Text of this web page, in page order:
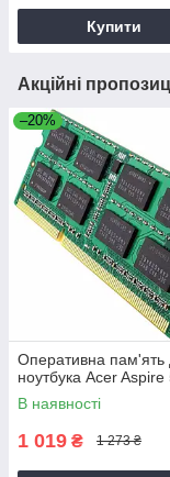
Купити
Акційні
–20%
Оперативна пам'ять
ноутбука Acer Aspire
В наявності
1 019 ₴ 1 273 ₴